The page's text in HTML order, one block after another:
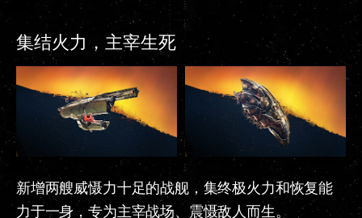
集结火力，主宰生死
新增两艘威慑力十足的战舰，集终极火力和恢复能
力于一身，专为主宰战场、震慑敌人而生。